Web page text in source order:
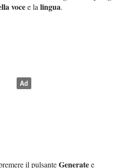
vocee lalingua.
il pulsanteGeneratee